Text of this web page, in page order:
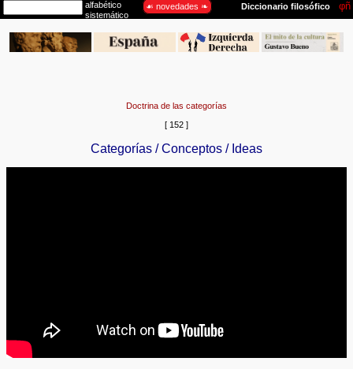
Doctrina de las categorías
[ 152 ]
Categorías / Conceptos / Ideas